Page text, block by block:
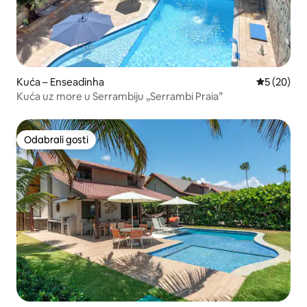
Kuća – Enseadinha Prosječna
5 (20)
Kuća uz more u Serrambiju „Serrambi Praia”
Odabrali gosti
Odabrali gosti